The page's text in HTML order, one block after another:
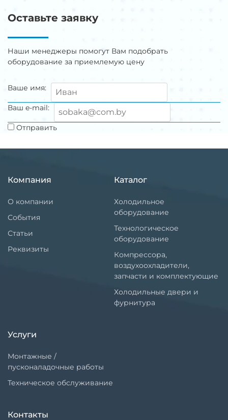
Оставьте заявку
Наши менеджеры помогут Вам подобрать
оборудование за приемлемую цену
Ваше имя:
Ваш e-mail:
Отправить
Компания
О компании
События
Статьи
Реквизиты
Каталог
Холодильное
оборудование
Технологическое
оборудование
Компрессора,
воздухоохладители,
запчасти и комплектующие
Холодильные двери и
фурнитура
Услуги
Монтажные /
пусконаладочные работы
Техническое обслуживание
Контакты